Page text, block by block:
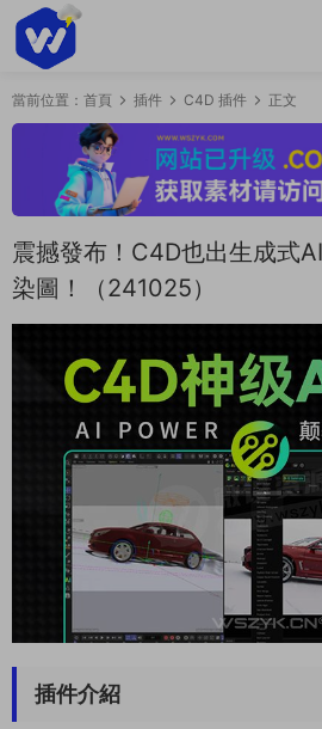
當前位置： 首頁 插件 C4D 插件 正文
震撼發布！C4D也出生成式
染圖！（241025）
插件介紹